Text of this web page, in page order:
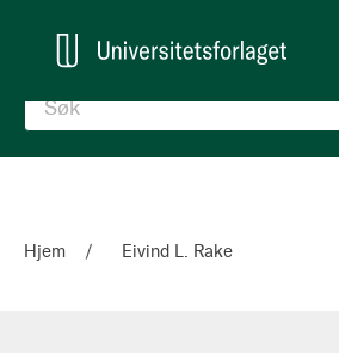
Hjem Eivind L. Rake